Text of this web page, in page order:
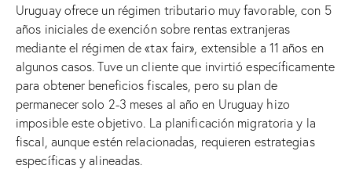
Uruguay ofrece un régimen tributario muy favorable, con 5
años iniciales de exención sobre rentas extranjeras
mediante el régimen de «tax fair», extensible a 11 años en
algunos casos. Tuve un cliente que invirtió específicamente
para obtener beneficios fiscales, pero su plan de
permanecer solo 2-3 meses al año en Uruguay hizo
imposible este objetivo. La planificación migratoria y la
fiscal, aunque estén relacionadas, requieren estrategias
específicas y alineadas.